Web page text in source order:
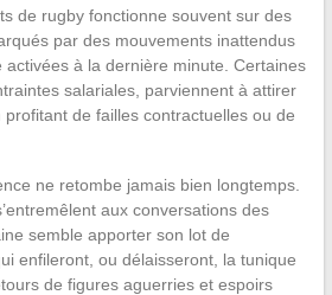
de rugby fonctionne souvent sur des
par des mouvements inattendus
à la dernière minute. Certaines
salariales, parviennent à attirer
de failles contractuelles ou de
ne retombe jamais bien longtemps.
aux conversations des
semble apporter son lot de
enfileront, ou délaisseront, la tunique
de figures aguerries et espoirs